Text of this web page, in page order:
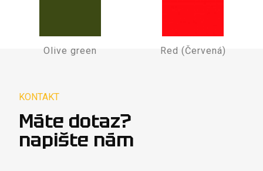
Olive green Red (Červená)
KONTAKT
Máte dotaz?
napište nám